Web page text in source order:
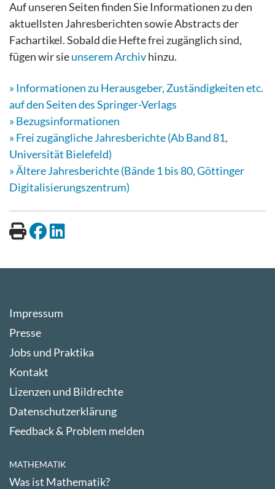
Auf unseren Seiten finden Sie Informationen zu den
aktuellsten Jahresberichten sowie Abstracts der
Fachartikel. Sobald die Hefte frei zugänglich sind,
fügen wir sieunserem Archivhinzu.
» Informationen zu Herausgeber, Zuständigkeiten etc.
auf den Seiten des Springer-Verlags
» Bezugsinformationen
» Frei zugängliche Jahresberichte (Ab Band 81,
Universität Bielefeld)
» Ältere Jahresberichte (Bände 1 bis 80, Göttinger
Digitalisierungszentrum)
Impressum
Presse
Jobs und Praktika
Kontakt
Lizenzen und Bildrechte
Datenschutzerklärung
Feedback & Problem melden
MATHEMATIK
Was ist Mathematik?